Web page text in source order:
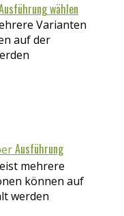
wählen
Varianten
auf der
Ausführung
mehrere
können auf
werden